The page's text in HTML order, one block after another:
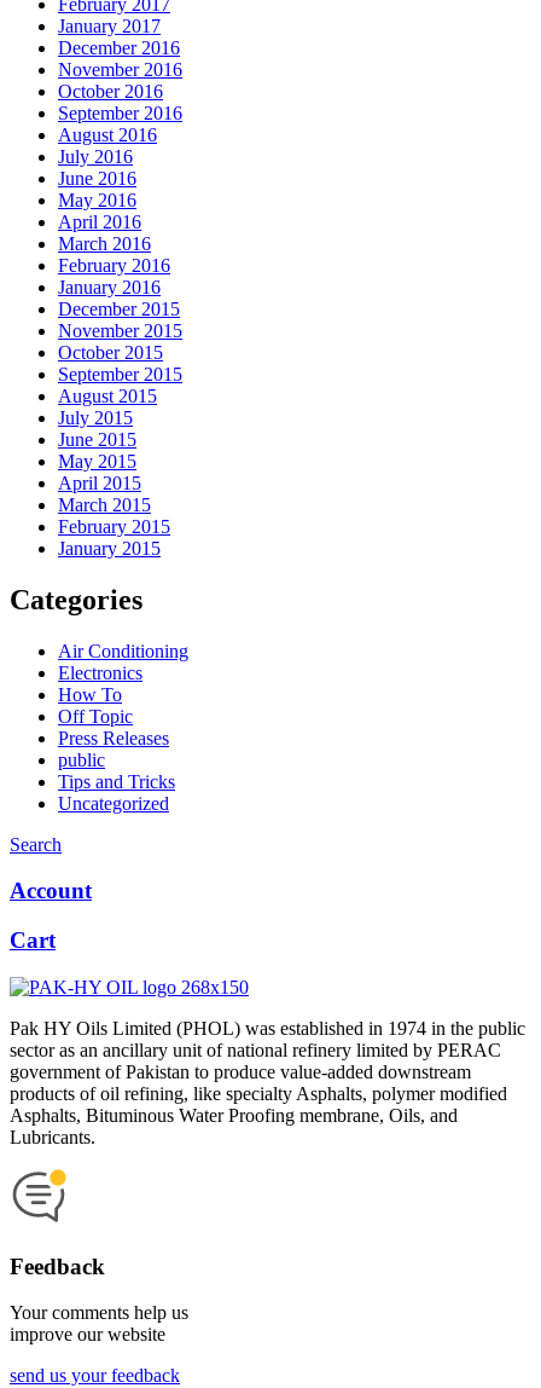
January 2017
December 2016
November 2016
October 2016
September 2016
August 2016
July 2016
June 2016
May 2016
April 2016
March 2016
February 2016
January 2016
December 2015
November 2015
October 2015
September 2015
August 2015
July 2015
June 2015
May 2015
April 2015
March 2015
February 2015
January 2015
Categories
Air Conditioning
Electronics
How To
Off Topic
Press Releases
public
Tips and Tricks
Uncategorized
Search
Account
Cart
Pak HY Oils Limited (PHOL) was established in 1974 in the public
sector as an ancillary unit of national refinery limited by PERAC
government of Pakistan to produce value-added downstream
products of oil refining, like specialty Asphalts, polymer modified
Asphalts, Bituminous Water Proofing membrane, Oils, and
Lubricants.
Feedback
Your comments help us
improve our website
send us your feedback